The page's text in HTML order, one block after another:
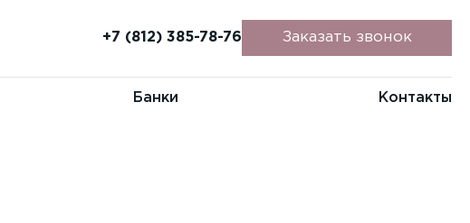
+7 (812) 385-78-76 Заказать звонок
Банки Контакты